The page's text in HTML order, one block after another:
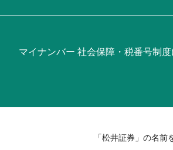
マイナンバー 社会保障・税番号制
「松井証券」の名